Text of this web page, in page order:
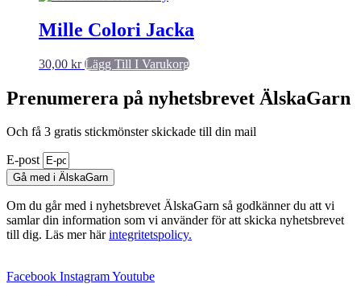
Mille Colori Jacka
30,00 kr Lägg Till I Varukorg
Prenumerera på nyhetsbrevet ÄlskaGarn
Och få 3 gratis stickmönster skickade till din mail
E-post
Gå med i ÄlskaGarn
Om du går med i nyhetsbrevet ÄlskaGarn så godkänner du att vi
samlar din information som vi använder för att skicka nyhetsbrevet
till dig. Läs mer härintegritetspolicy.
Facebook InstagramYoutube